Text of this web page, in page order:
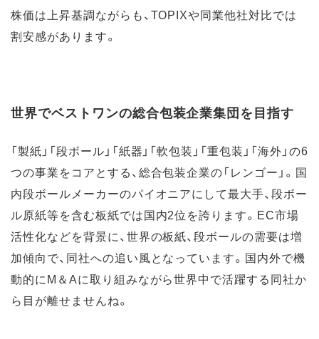
株価は上昇基調ながらも、TOPIXや同業他社対比では
割安感があります。
世界でベストワンの総合包装企業集団を目指す
「製紙」「段ボール」「紙器」「軟包装」「重包装」「海外」の6
つの事業をコアとする、総合包装企業の「レンゴー」。国
内段ボールメーカーのパイオニアにして最大手、段ボー
ル原紙等を含む板紙では国内2位を誇ります。EC市場
活性化などを背景に、世界の板紙、段ボールの需要は増
加傾向で、同社への追い風となっています。国内外で機
動的にM＆Aに取り組みながら世界中で活躍する同社か
ら目が離せませんね。